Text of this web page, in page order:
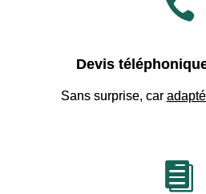

Devis
Sans surprise, car
